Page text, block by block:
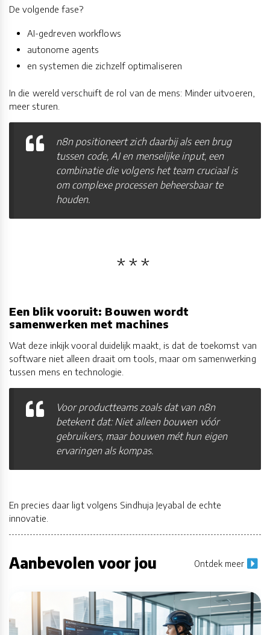
De volgende fase?
AI-gedreven workflows
autonome agents
en systemen die zichzelf optimaliseren
In die wereld verschuift de rol van de mens: Minder uitvoeren,
meer sturen.
n8n positioneert zich daarbij als een brug
tussen code, AI en menselijke input, een
combinatie die volgens het team cruciaal is
om complexe processen beheersbaar te
houden.
Een blik vooruit: Bouwen wordt
samenwerken met machines
Wat deze inkijk vooral duidelijk maakt, is dat de toekomst van
software niet alleen draait om tools, maar om samenwerking
tussen mens en technologie.
Voor productteams zoals dat van n8n
betekent dat: Niet alleen bouwen vóór
gebruikers, maar bouwen mét hun eigen
ervaringen als kompas.
En precies daar ligt volgens Sindhuja Jeyabal de echte
innovatie.
Aanbevolen voor jou Ontdek meer